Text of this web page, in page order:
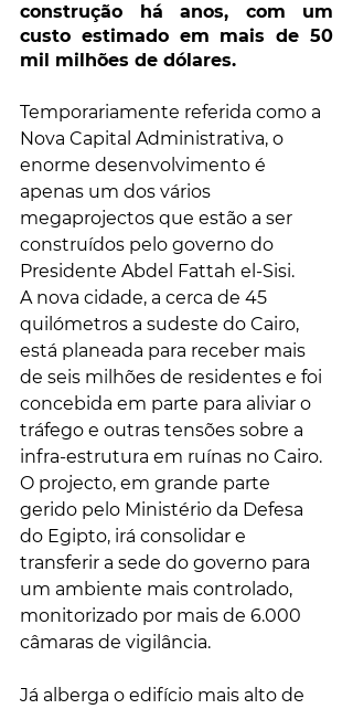
construção há anos, com um
custo estimado em mais de 50
mil milhões de dólares.
Temporariamente referida como a
Nova Capital Administrativa, o
enorme desenvolvimento é
apenas um dos vários
megaprojectos que estão a ser
construídos pelo governo do
Presidente Abdel Fattah el-Sisi.
A nova cidade, a cerca de 45
quilómetros a sudeste do Cairo,
está planeada para receber mais
de seis milhões de residentes e foi
concebida em parte para aliviar o
tráfego e outras tensões sobre a
infra-estrutura em ruínas no Cairo.
O projecto, em grande parte
gerido pelo Ministério da Defesa
do Egipto, irá consolidar e
transferir a sede do governo para
um ambiente mais controlado,
monitorizado por mais de 6.000
câmaras de vigilância.
Já alberga o edifício mais alto de